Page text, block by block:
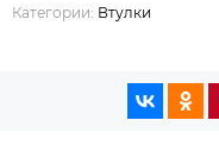
Категории: Втулки